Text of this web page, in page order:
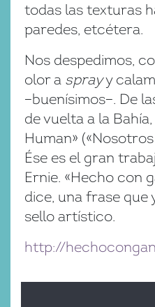
todas las texturas
paredes, etcétera.
Nos despedimos,
olor a sprayy
−buenísimos−. De
de vuelta a la
Human»
Ése es el gran
Ernie. «Hecho con
dice, una frase
sello artístico.
http://